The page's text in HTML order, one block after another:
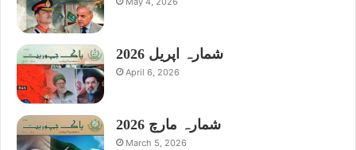
شمارہ اپریل 2026
April 6, 2026
شمارہ مارچ 2026
March 5, 2026